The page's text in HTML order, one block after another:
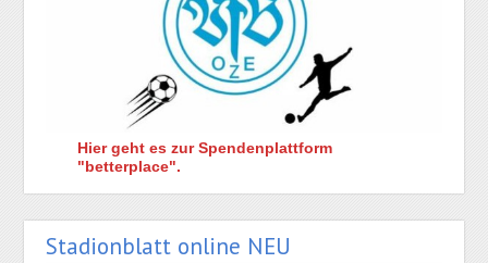
Hier geht es zur Spendenplattform
"betterplace".
Stadionblatt online NEU